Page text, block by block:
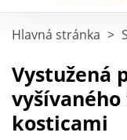
Hlavná stránka >
Vystužená
vyšívaného
kosticami